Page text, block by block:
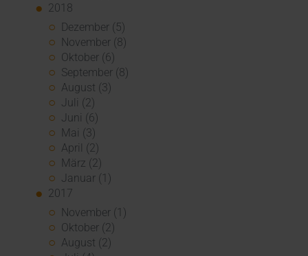
2018
Dezember (5)
November (8)
Oktober (6)
September (8)
August (3)
Juli (2)
Juni (6)
Mai (3)
April (2)
März (2)
Januar (1)
2017
November (1)
Oktober (2)
August (2)